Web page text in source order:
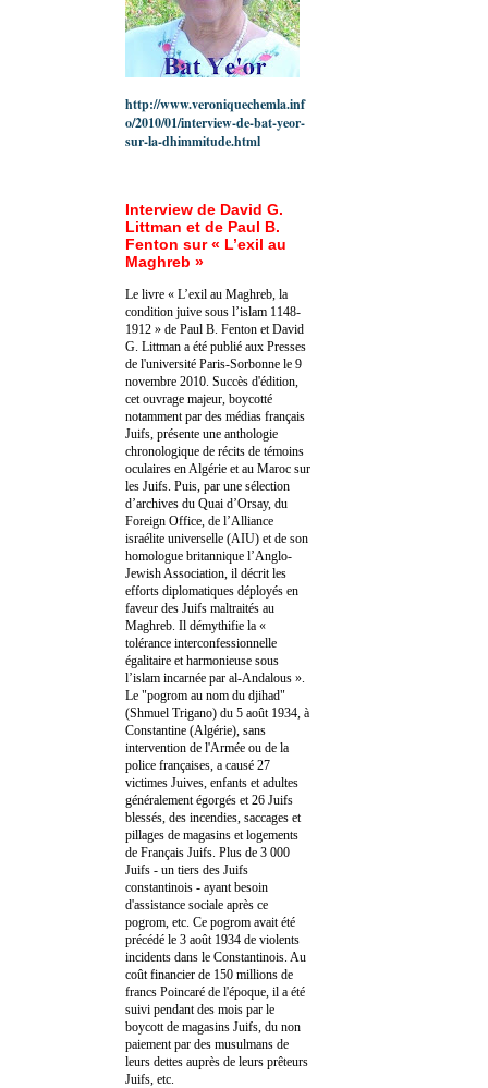
http://www.veroniquechemla.inf
o/2010/01/interview-de-bat-yeor-
sur-la-dhimmitude.html
Interview de David G.
Littman et de Paul B.
Fenton sur « L’exil au
Maghreb »
Le livre « L’exil au Maghreb, la
condition juive sous l’islam 1148-
1912 » de Paul B. Fenton et David
G. Littman a été publié aux Presses
de l'université Paris-Sorbonne le 9
novembre 2010. Succès d'édition,
cet ouvrage majeur, boycotté
notamment par des médias français
Juifs, présente une anthologie
chronologique de récits de témoins
oculaires en Algérie et au Maroc sur
les Juifs. Puis, par une sélection
d’archives du Quai d’Orsay, du
Foreign Office, de l’Alliance
israélite universelle (AIU) et de son
homologue britannique l’Anglo-
Jewish Association, il décrit les
efforts diplomatiques déployés en
faveur des Juifs maltraités au
Maghreb. Il démythifie la «
tolérance interconfessionnelle
égalitaire et harmonieuse sous
l’islam incarnée par al-Andalous ».
Le "pogrom au nom du djihad"
(Shmuel Trigano) du 5 août 1934, à
Constantine (Algérie), sans
intervention de l'Armée ou de la
police françaises, a causé 27
victimes Juives, enfants et adultes
généralement égorgés et 26 Juifs
blessés, des incendies, saccages et
pillages de magasins et logements
de Français Juifs. Plus de 3 000
Juifs - un tiers des Juifs
constantinois - ayant besoin
d'assistance sociale après ce
pogrom, etc. Ce pogrom avait été
précédé le 3 août 1934 de violents
incidents dans le Constantinois. Au
coût financier de 150 millions de
francs Poincaré de l'époque, il a été
suivi pendant des mois par le
boycott de magasins Juifs, du non
paiement par des musulmans de
leurs dettes auprès de leurs prêteurs
Juifs, etc.